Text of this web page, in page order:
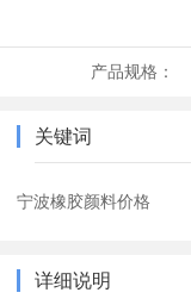
产品规格：
关键词
宁波橡胶颜料价格
详细说明